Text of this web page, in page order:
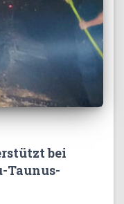
bei
Taunus-